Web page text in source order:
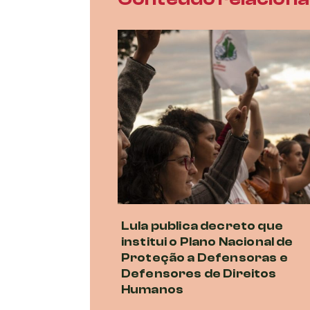
Lula publica decreto que
institui o Plano Nacional de
Proteção a Defensoras e
Defensores de Direitos
Humanos